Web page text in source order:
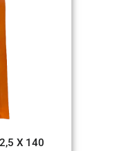
X 140